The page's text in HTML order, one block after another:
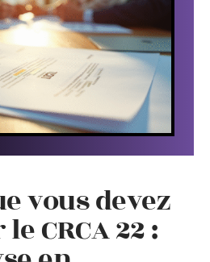
vous devez
CRCA 22 :